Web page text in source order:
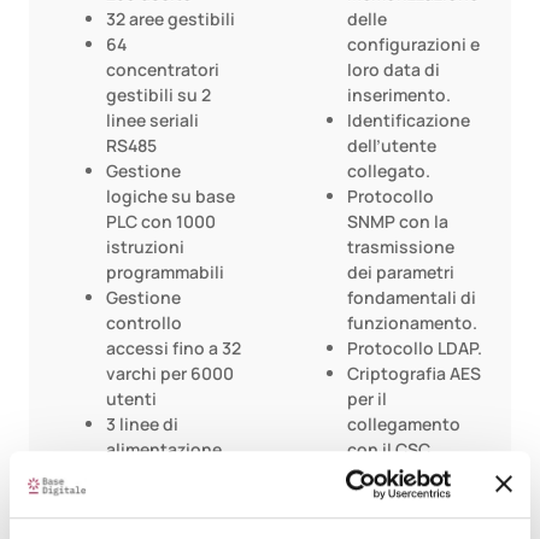
32 aree gestibili
64
concentratori
gestibili su 2
linee seriali
RS485
Gestione
logiche su base
PLC con 1000
istruzioni
programmabili
Gestione
controllo
accessi fino a 32
varchi per 6000
utenti
3 linee di
alimentazione
Circuito di
delle
configurazioni e
Ioro data di
inserimento.
Identificazione
dell’utente
collegato.
Protocollo
SNMP con la
trasmissione
dei parametri
fondamentali di
funzionamento.
Protocollo LDAP.
Criptografia AES
per il
collegamento
con il CSC.
Porta LAN
secondaria con
(generazione